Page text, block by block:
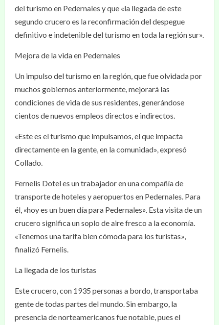
del turismo en Pedernales y que «la llegada de este
segundo crucero es la reconfirmación del despegue
definitivo e indetenible del turismo en toda la región sur».
Mejora de la vida en Pedernales
Un impulso del turismo en la región, que fue olvidada por
muchos gobiernos anteriormente, mejorará las
condiciones de vida de sus residentes, generándose
cientos de nuevos empleos directos e indirectos.
«Este es el turismo que impulsamos, el que impacta
directamente en la gente, en la comunidad», expresó
Collado.
Fernelis Dotel es un trabajador en una compañía de
transporte de hoteles y aeropuertos en Pedernales. Para
él, «hoy es un buen día para Pedernales». Esta visita de un
crucero significa un soplo de aire fresco a la economía.
«Tenemos una tarifa bien cómoda para los turistas»,
finalizó Fernelis.
La llegada de los turistas
Este crucero, con 1935 personas a bordo, transportaba
gente de todas partes del mundo. Sin embargo, la
presencia de norteamericanos fue notable, pues el